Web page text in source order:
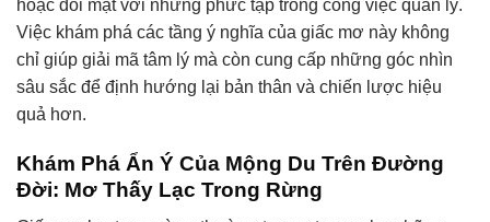
hoặc đối mặt với những phức tạp trong công việc quản lý.
Việc khám phá các tầng ý nghĩa của giấc mơ này không
chỉ giúp giải mã tâm lý mà còn cung cấp những góc nhìn
sâu sắc để định hướng lại bản thân và chiến lược hiệu
quả hơn.
Khám Phá Ẩn Ý Của Mộng Du Trên Đường
Đời: Mơ Thấy Lạc Trong Rừng